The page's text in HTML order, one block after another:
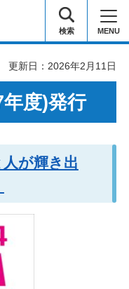
検索 MENU
更新日：2026年2月11日
度)発行
が輝き出